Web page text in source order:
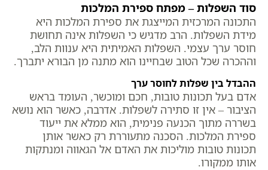
סוד השפלות – מפתח ספירת המלכות
התכונה המרכזית המייצגת את ספירת המלכות היא
מידת השפלות. הרב מדגיש כי השפלות אינה תחושת
חוסר ערך עצמי. השפלות האמיתית היא ענוות הלב,
וההכרה שכל הטוב שבחיינו הוא מתנה מן הבורא יתברך.
ההבדל בין שפלות לחוסר ערך
אדם בעל תכונות טובות, חכם ומוכשר, העומד בראש
הציבור – אין זו סתירה לשפלות. אדרבה, כאשר הוא נושא
בשררה מתוך הכנעה פנימית, הוא ממלא את ייעוד
ספירת המלכות. הסכנה מתעוררת רק כאשר אותן
תכונות טובות מוליכות את האדם אל הגאווה ומנתקות
אותו ממקורו.